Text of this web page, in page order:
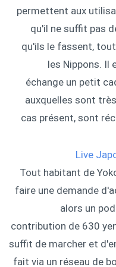
permettent aux
qu'il ne suffit pas
qu'ils le fassent,
les Nippons. Il
échange un petit
auxquelles sont
cas présent, sont
Tout habitant de
faire une demande
alors un
contribution de 630
suffit de marcher et
fait via un réseau de